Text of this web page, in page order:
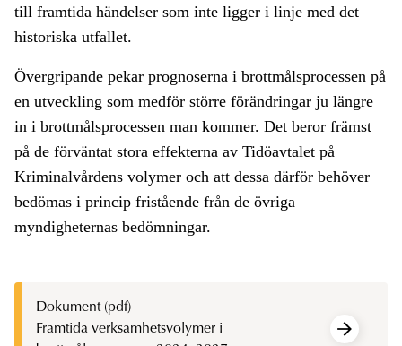
till framtida händelser som inte ligger i linje med det
historiska utfallet.
Övergripande pekar prognoserna i brottmålsprocessen på
en utveckling som medför större förändringar ju längre
in i brottmålsprocessen man kommer. Det beror främst
på de förväntat stora effekterna av Tidöavtalet på
Kriminalvårdens volymer och att dessa därför behöver
bedömas i princip fristående från de övriga
myndigheternas bedömningar.
Dokument (pdf)
Framtida verksamhetsvolymer i